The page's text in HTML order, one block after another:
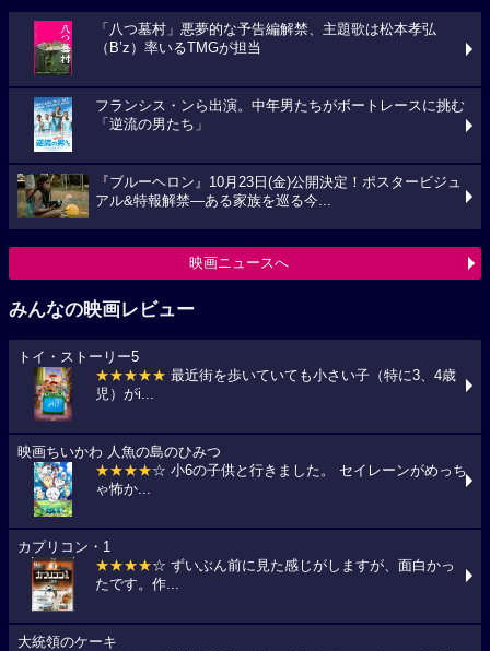
「八つ墓村」悪夢的な予告編解禁、主題歌は松本孝弘
（B’z）率いるTMGが担当
フランシス・ンら出演。中年男たちがボートレースに挑む
「逆流の男たち」
『ブルーヘロン』10月23日(金)公開決定！ポスタービジュ
アル&特報解禁―ある家族を巡る今...
映画ニュースへ
みんなの映画レビュー
トイ・ストーリー5
★★★★★ 最近街を歩いていても小さい子（特に3、4歳
児）がi...
映画ちいかわ 人魚の島のひみつ
★★★★☆ 小6の子供と行きました。 セイレーンがめっち
ゃ怖か...
カプリコン・1
★★★★☆ ずいぶん前に見た感じがしますが、面白かっ
たです。作...
大統領のケーキ